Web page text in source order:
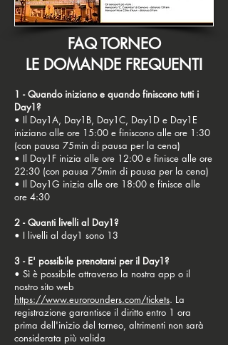
FAQ TORNEO
LE DOMANDE FREQUENTI
1 - Quando iniziano e quando finiscono tutti i
Day1?
• Il Day1A, Day1B, Day1C, Day1D e Day1E
iniziano alle ore 15:00 e finiscono alle ore 1:30
(con pausa 75min di pausa per la cena)
• Il Day1F inizia alle ore 12:00 e finisce alle ore
22:30 (con pausa 75min di pausa per la cena)
• Il Day1G inizia alle ore 18:00 e finisce alle
ore 4:30
2 - Quanti livelli al Day1?
• I livelli al day1 sono 13
3 - E' possibile prenotarsi per il Day1?
• Sì è possibile attraverso la nostra app o il
nostro sito web
https://www.eurorounders.com/tickets. La
registrazione garantisce il diritto entro 1 ora
prima dell'inizio del torneo, altrimenti non sarà
considerata più valida